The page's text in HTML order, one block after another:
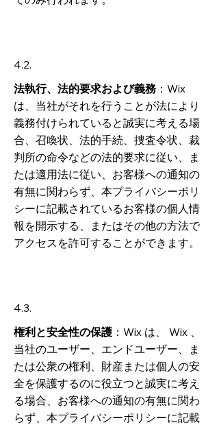
4.2.
法執行、法的要求および義務 ：Wix
は、当社がそれを行うことが法により
義務付けられていると誠実に考える場
合、召喚状、法的手続、捜査令状、裁
判所の命令などの法的要求に従い、ま
たは適用法に従い、お客様への通知の
有無に関わらず、本プライバシーポリ
シーに記載されているお客様の個人情
報を開示する、またはその他の方法で
アクセスを許可することができます。
4.3.
権利と安全性の保護 ：Wix は、 Wix 、
当社のユーザー、エンドユーザー、ま
たは公衆の権利、財産または個人の安
全を保護するのに役立つと誠実に考え
る場合、お客様への通知の有無に関わ
らず、本プライバシーポリシーに記載